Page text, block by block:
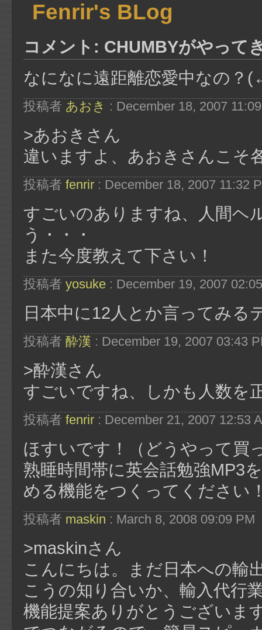
Fenrir's BLog
コメント: CHUMBYがやって
なになに遠距離恋愛中なの？
投稿者 あおき : December 18, 2007
>あおきさん
違いますよ、あおきさんこそ
投稿者 fenrir : December 18, 2007 11:32
すごいのありますね、人間ヘ
う・・・
また今度教えて下さい！
投稿者 yosuke : December 19, 2007
日本中に12人とか言ってみる
投稿者 酔漢 : December 19, 2007 03:43
>酔漢さん
すごいですね、しかも人数を
投稿者 fenrir : December 21, 2007 12:53
ほすいです！（どうやって買
熟睡時間帯に英会話勉強MP3
める機能をつくってください
投稿者 maskin : March 8, 2008 09:09 PM
>maskinさん
こんにちは。まだ日本への輸
こうの知り合いか、輸入代行
機能提案ありがとうございま